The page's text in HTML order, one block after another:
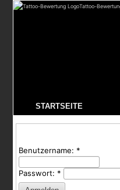
Tattoo-
STARTSEITE
Benutzername: *
Passwort: *